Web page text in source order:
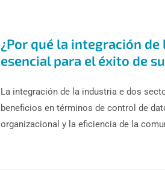
¿Por qué la integración
esencial para el éxito de
La integración de la industria e dos
beneficios en términos de control de
organizacional y la eficiencia de la